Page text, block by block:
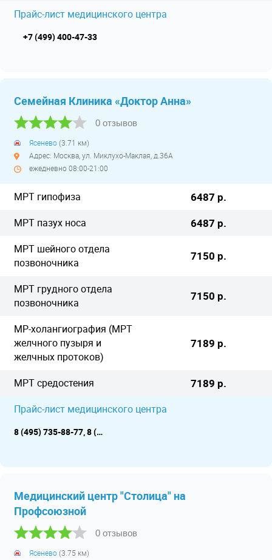
Прайс-лист медицинского центра
+7 (499) 400-47-33
Семейная Клиника «Доктор Анна»
0 отзывов
Ясенево(3.71 км)
Адрес: Москва, ул. Миклухо-Маклая, д.36А
ежедневно 08:00-21:00
МРТ гипофиза 6487 р.
МРТ пазух носа 6487 р.
МРТ шейного отдела
позвоночника
7150 р.
МРТ грудного отдела
позвоночника
7150 р.
МР-холангиография (МРТ
желчного пузыря и
желчных протоков)
7189 р.
МРТ средостения 7189 р.
Прайс-лист медицинского центра
8 (495) 735-88-77, 8 (495) 134-25-26
Медицинский центр "Столица" на
Профсоюзной
0 отзывов
Ясенево(3.75 км)